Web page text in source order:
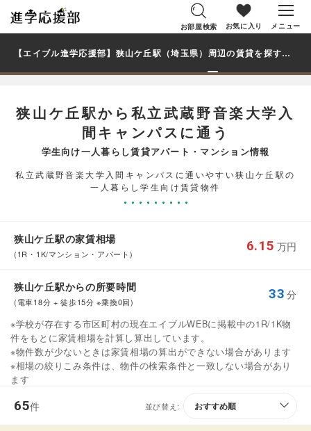
お部屋検索 お気に入り メニュー
【エイブル進学応援部】狭山ケ丘駅（埼玉県）周辺の賃貸を探す｜私立武蔵野音楽大学入間キャンパス学生・大学生の一人暮らし向け賃貸マンション・アパート
狭山ケ丘駅から私立武蔵野音楽大学入
間キャンパスに通う
学生向け一人暮らし賃貸アパート・マンション情報
私立武蔵野音楽大学入間キャンパスに通いやすい狭山ケ丘駅の
一人暮らし学生向け賃貸物件
狭山ケ丘駅の家賃相場
(1R・1K/マンション・アパート)
6.15 万円
狭山ケ丘駅からの所要時間
(電車18分 + 徒歩15分 ※乗換0回)
33 分
※学校が存在する市区町村の現在エイブルWEBに掲載中の1R/1K物
件をもとに家賃相場を計算し算出しています。
※物件数が少ないときは家賃相場の算出ができない場合があります
※相場の絞りこみ条件は、物件の検索条件と一致しない場合があり
ます
65件 並び替え: